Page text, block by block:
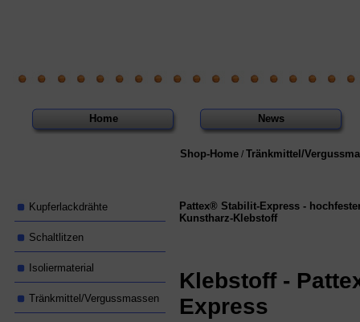
Home News
Kupferlackdrähte
Schaltlitzen
Isoliermaterial
Tränkmittel/Vergussmassen
Shop-Home / Tränkmittel/
Pattex® Stabilit-Express -
Kunstharz-Klebstoff
Klebstoff -
Express